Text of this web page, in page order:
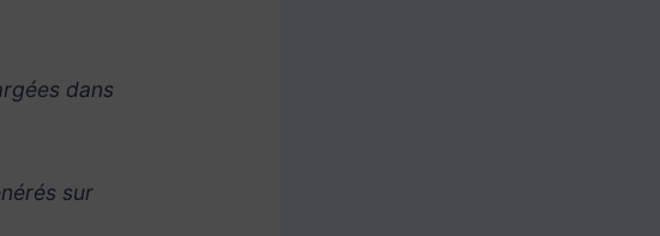
dans
sur